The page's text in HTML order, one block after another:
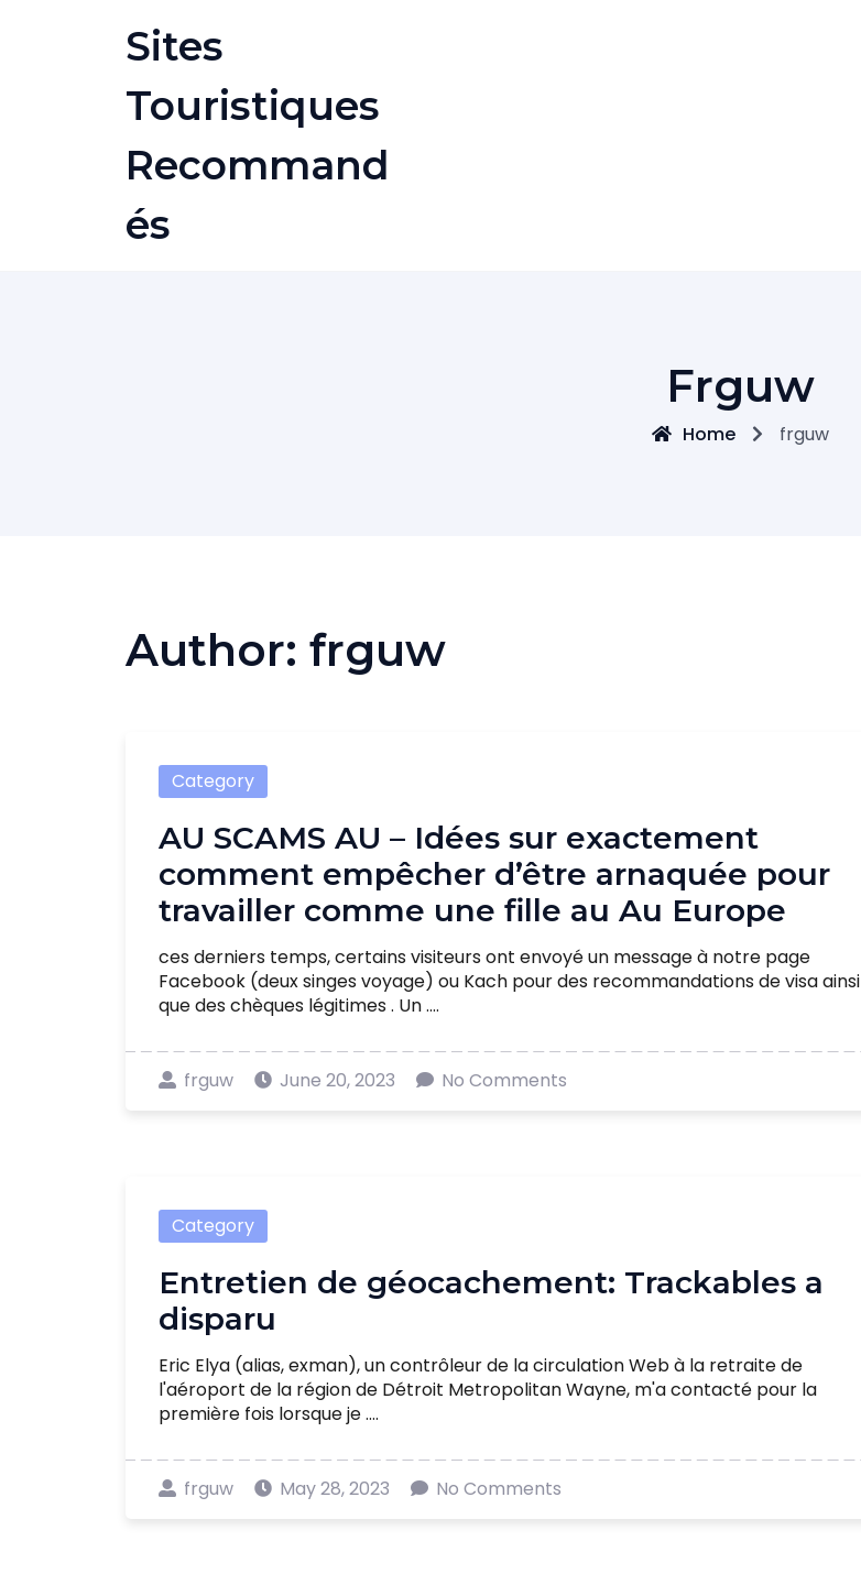
Sites
Touristiques
Recommand
És
Frguw
Home frguw
Author: frguw
Category
AU SCAMS AU – Idées sur exactement
comment empêcher d’être arnaquée pour
travailler comme une fille au Au Europe
ces derniers temps, certains visiteurs ont envoyé un message à notre page
Facebook (deux singes voyage) ou Kach pour des recommandations de visa ainsi
que des chèques légitimes . Un ....
frguw June 20, 2023 No Comments
Category
Entretien de géocachement: Trackables a
disparu
Eric Elya (alias, exman), un contrôleur de la circulation Web à la retraite de
l'aéroport de la région de Détroit Metropolitan Wayne, m'a contacté pour la
première fois lorsque je ....
frguw May 28, 2023 No Comments